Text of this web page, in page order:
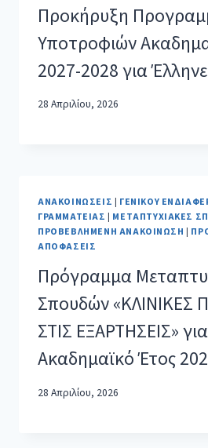
Προκήρυξη
Υποτροφιών
2027-2028 για
28 Απριλίου, 2026
ΑΝΑΚΟΙΝΏΣΕΙΣ | ΓΕΝΙΚΟΎ
ΓΡΑΜΜΑΤΕΊΑΣ | ΜΕΤΑΠΤΥΧΙΑΚΈΣ
ΠΡΟΒΕΒΛΗΜΈΝΗ ΑΝΑΚΟΊΝΩΣΗ |
ΑΠΟΦΆΣΕΙΣ
Πρόγραμμα
Σπουδών «ΚΛΙΝΙΚΕΣ
ΣΤΙΣ ΕΞΑΡΤΗΣΕΙΣ»
Ακαδημαϊκό Έτος
28 Απριλίου, 2026